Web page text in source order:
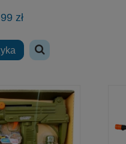
wiadukt
zł